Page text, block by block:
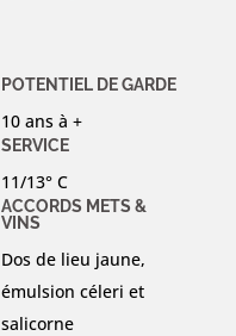
POTENTIEL DE GARDE
10 ans à +
SERVICE
11/13° C
ACCORDS METS &
VINS
Dos de lieu jaune,
émulsion céleri et
salicorne